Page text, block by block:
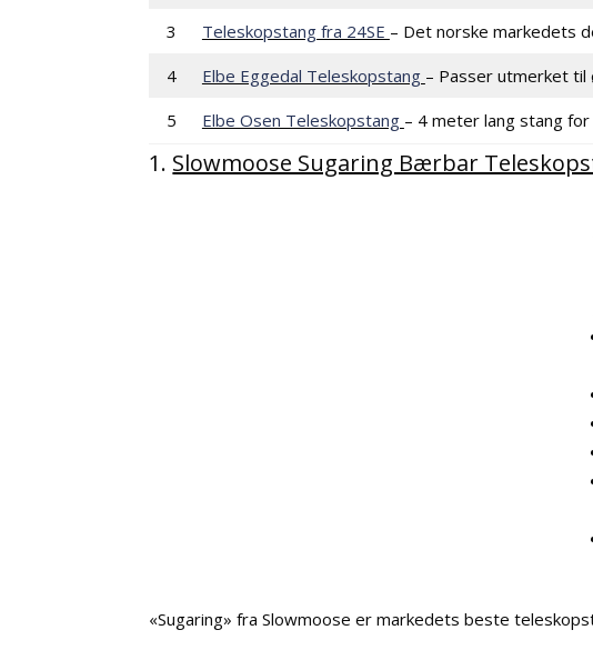
3
Teleskopstang fra 24SE – Det norske markedets
4
Elbe Eggedal Teleskopstang – Passer utmerket
5
Elbe Osen Teleskopstang – 4 meter lang stang
1. Slowmoose Sugaring Bærbar
«Sugaring» fra Slowmoose er markedets beste